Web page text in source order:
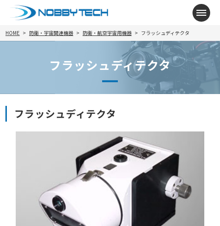
メニ
HOME 防衛・宇宙関連機器 防衛・航空宇宙用機器 フラッシュディテクタ
フラッシュディテクタ
フラッシュディテクタ